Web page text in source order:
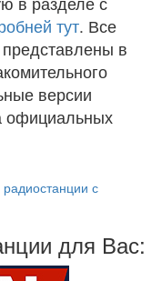
тут. Все
в
версии
официальных
с
для Вас: